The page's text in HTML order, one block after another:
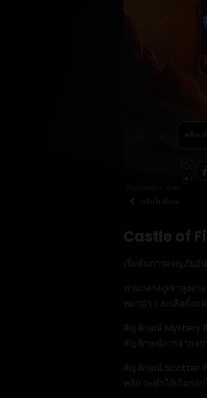
กลับไปที่เกม
Castle of
เริ่มต้นการผจญภัยอั
ท่ามกลางภูเขาสูงต
หมาป่า และเสือตั้งแ
สัญลักษณ์ Mystery
สัญลักษณ์การจ่ายแบ
สัญลักษณ์ Scatter ที่
หลัก จะทำให้เกิดรอ